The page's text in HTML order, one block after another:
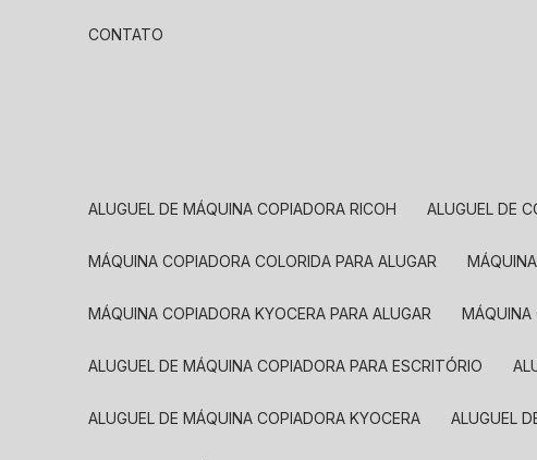
CONTATO
ALUGUEL DE MÁQUINA COPIADORA RICOH ALUGUEL DE
MÁQUINA COPIADORA COLORIDA PARA ALUGAR
MÁQUINA COPIADORA KYOCERA PARA ALUGAR
ALUGUEL DE MÁQUINA COPIADORA PARA ESCRITÓRIO
ALUGUEL DE MÁQUINA COPIADORA KYOCERA ALUGUEL